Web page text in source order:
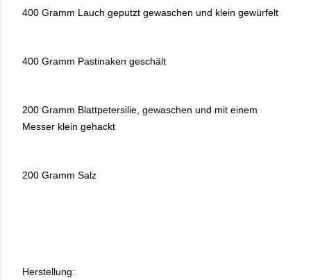
400 Gramm Lauch geputzt gewaschen und klein gewürfelt
400 Gramm Pastinaken geschält
200 Gramm Blattpetersilie, gewaschen und mit einem
Messer klein gehackt
200 Gramm Salz
Herstellung: